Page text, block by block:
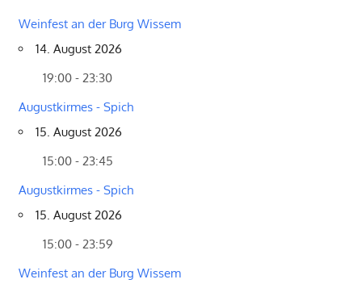
Weinfest an der Burg Wissem
14. August 2026
19:00 - 23:30
Augustkirmes - Spich
15. August 2026
15:00 - 23:45
Augustkirmes - Spich
15. August 2026
15:00 - 23:59
Weinfest an der Burg Wissem